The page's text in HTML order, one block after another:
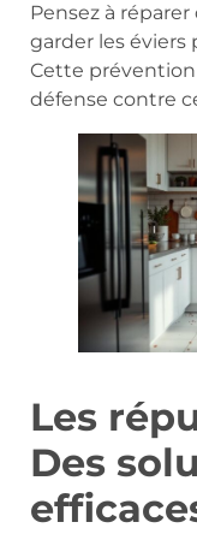
Pensez à réparer
garder les
Cette
défense contre
Les
Des